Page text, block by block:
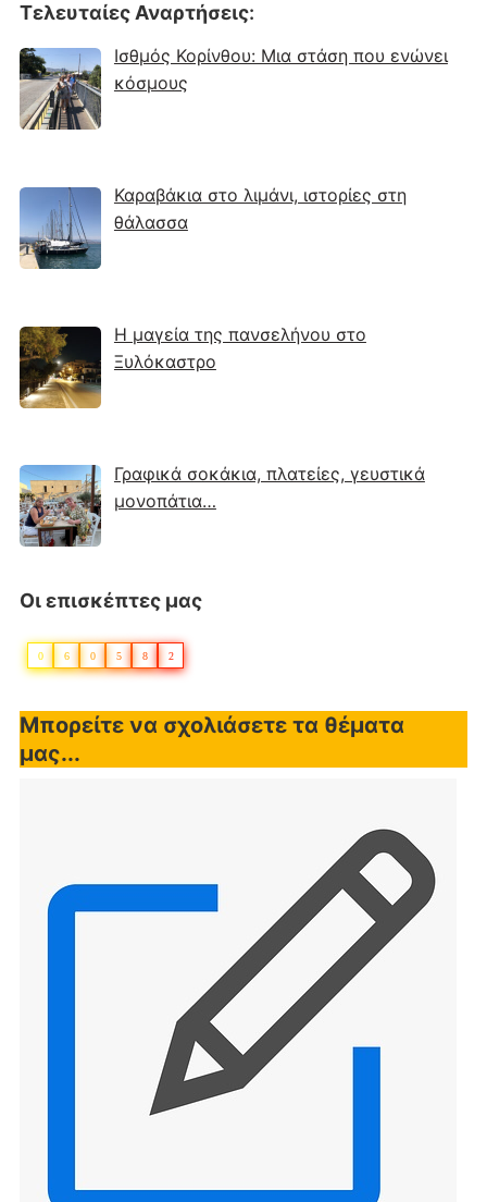
Τελευταίες Αναρτήσεις:
Ισθμός Κορίνθου: Μια στάση που ενώνει
κόσμους
Καραβάκια στο λιμάνι, ιστορίες στη
θάλασσα
Η μαγεία της πανσελήνου στο
Ξυλόκαστρο
Γραφικά σοκάκια, πλατείες, γευστικά
μονοπάτια…
Οι επισκέπτες μας
0 6 0 5 8 2
Μπορείτε να σχολιάσετε τα θέματα
μας...